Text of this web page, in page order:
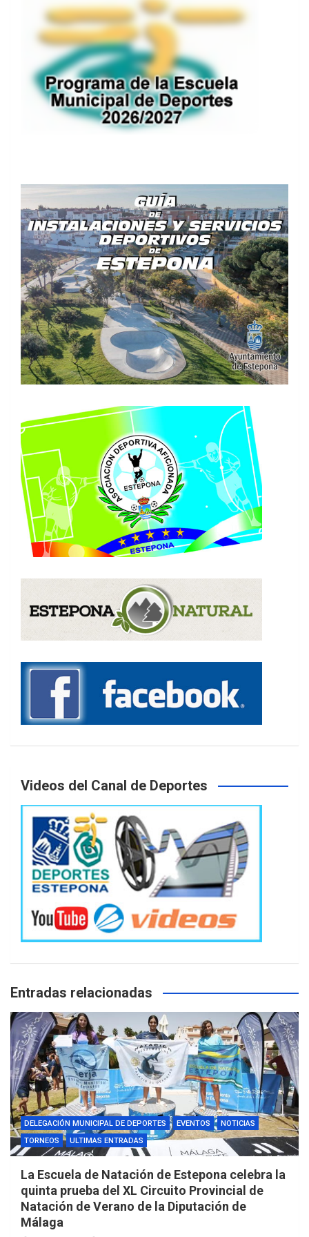
Videos del Canal de Deportes
Entradas relacionadas
DELEGACIÓN MUNICIPAL DE DEPORTES EVENTOS
NOTICIAS
TORNEOS
ULTIMAS ENTRADAS
La Escuela de Natación de Estepona celebra la
quinta prueba del XL Circuito Provincial de
Natación de Verano de la Diputación de
Málaga